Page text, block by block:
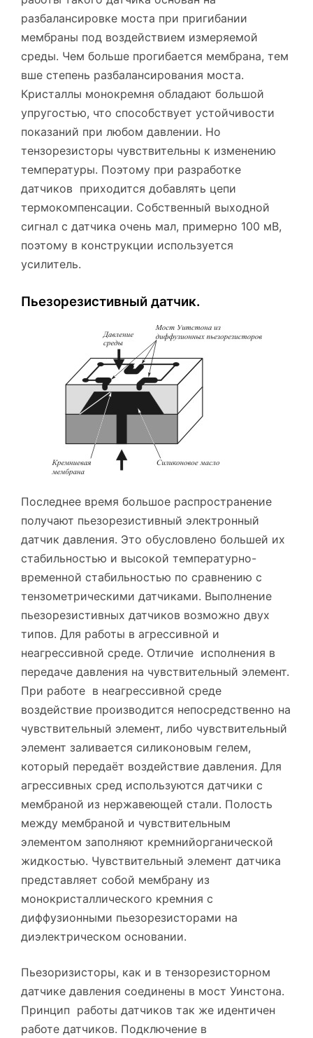
разбалансировке моста при пригибании
мембраны под воздействием измеряемой
среды. Чем больше прогибается мембрана, тем
вше степень разбалансирования моста.
Кристаллы монокремня обладают большой
упругостью, что способствует устойчивости
показаний при любом давлении. Но
тензорезисторы чувствительны к изменению
температуры. Поэтому при разработке
датчиков приходится добавлять цепи
термокомпенсации. Собственный выходной
сигнал с датчика очень мал, примерно 100 мВ,
поэтому в конструкции используется
усилитель.
Пьезорезистивный датчик.
Последнее время большое распространение
получают пьезорезистивный электронный
датчик давления. Это обусловлено большей их
стабильностью и высокой температурно-
временной стабильностью по сравнению с
тензометрическими датчиками. Выполнение
пьезорезистивных датчиков возможно двух
типов. Для работы в агрессивной и
неагрессивной среде. Отличие исполнения в
передаче давления на чувствительный элемент.
При работе в неагрессивной среде
воздействие производится непосредственно на
чувствительный элемент, либо чувствительный
элемент заливается силиконовым гелем,
который передаёт воздействие давления. Для
агрессивных сред используются датчики с
мембраной из нержавеющей стали. Полость
между мембраной и чувствительным
элементом заполняют кремнийорганической
жидкостью. Чувствительный элемент датчика
представляет собой мембрану из
монокристаллического кремния с
диффузионными пьезорезисторами на
диэлектрическом основании.
Пьезоризисторы, как и в тензорезисторном
датчике давления соединены в мост Уинстона.
Принцип работы датчиков так же идентичен
работе датчиков. Подключение в